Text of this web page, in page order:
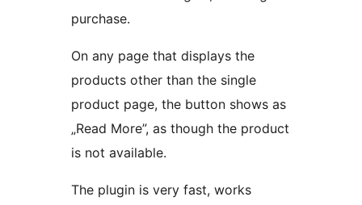
purchase.
On any page that displays the
products other than the single
product page, the button shows as
„Read More”, as though the product
is not available.
The plugin is very fast, works